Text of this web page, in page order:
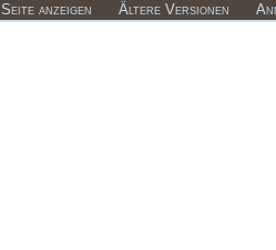
Seite anzeigen Ältere Versionen